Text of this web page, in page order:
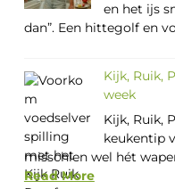
en het ijs
dan”. Een hittegolf en
Kijk, Ruik,
week
Kijk, Ruik,
keukentip
misschien wel hét
Read More